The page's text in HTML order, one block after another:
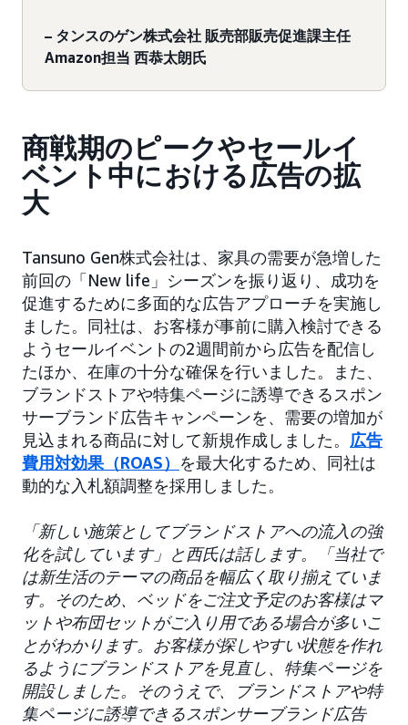
– タンスのゲン株式会社 販売部販売促進課主任
Amazon担当 西恭太朗氏
商戦期のピークやセールイ
ベント中における広告の拡
大
Tansuno Gen株式会社は、家具の需要が急増した
前回の「New life」シーズンを振り返り、成功を
促進するために多面的な広告アプローチを実施し
ました。同社は、お客様が事前に購入検討できる
ようセールイベントの2週間前から広告を配信し
たほか、在庫の十分な確保を行いました。また、
ブランドストアや特集ページに誘導できるスポン
サーブランド広告キャンペーンを、需要の増加が
見込まれる商品に対して新規作成しました。 広告
費用対効果（ROAS） を最大化するため、同社は
動的な入札額調整を採用しました。
「新しい施策としてブランドストアへの流入の強
化を試しています」と西氏は話します。「当社で
は新生活のテーマの商品を幅広く取り揃えていま
す。そのため、ベッドをご注文予定のお客様はマ
ットや布団セットがご入り用である場合が多いこ
とがわかります。お客様が探しやすい状態を作れ
るようにブランドストアを見直し、特集ページを
開設しました。そのうえで、ブランドストアや特
集ページに誘導できるスポンサーブランド広告